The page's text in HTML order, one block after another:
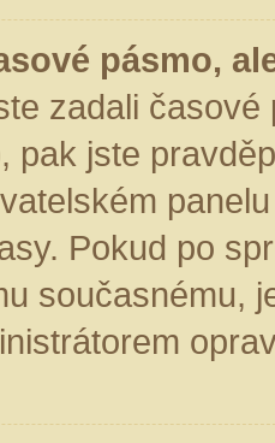
pásmo,
zadali
pak jste
Pokud po
současnému,